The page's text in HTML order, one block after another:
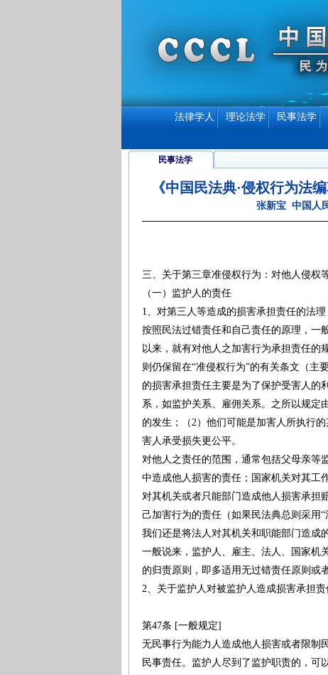
法律学人 理论法学 民事法学
民事法学
《中国民法典·侵权行为法
张新宝 中国人
三、关于第三章准侵权行为：对他人侵权
（一）监护人的责任
1、对第三人等造成的损害承担责任的法理
按照民法过错责任和自己责任的原理，一
以来，就有对他人之加害行为承担责任的
则仍保留在“准侵权行为”的有关条文（主
的损害承担责任主要是为了保护受害人的
系，如监护关系、雇佣关系。之所以规定
的发生；（2）他们可能是加害人所执行
害人承受损失更公平。
对他人之责任的范围，通常包括父母亲等
中造成他人损害的责任；国家机关对其工
对其机关或者只能部门造成他人损害承担
己加害行为的责任（如果民法典总则采用
我们还是将法人对其机关和职能部门造成
一般说来，监护人、雇主、法人、国家机
的归责原则，即多适用无过错责任原则或
2、关于监护人对被监护人造成损害承担
第47条 [一般规定]
无民事行为能力人造成他人损害或者限制
民事责任。监护人尽到了监护职责的，可